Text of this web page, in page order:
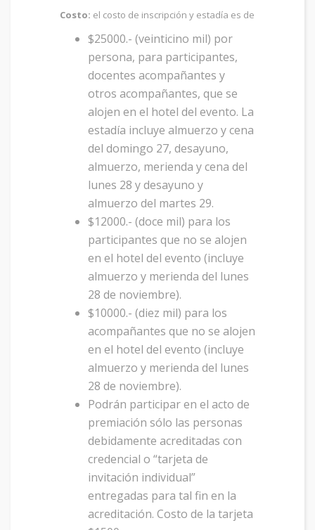
Costo: el costo de inscripción y estadía es de
$25000.- (veinticino mil) por
persona, para participantes,
docentes acompañantes y
otros acompañantes, que se
alojen en el hotel del evento. La
estadía incluye almuerzo y cena
del domingo 27, desayuno,
almuerzo, merienda y cena del
lunes 28 y desayuno y
almuerzo del martes 29.
$12000.- (doce mil) para los
participantes que no se alojen
en el hotel del evento (incluye
almuerzo y merienda del lunes
28 de noviembre).
$10000.- (diez mil) para los
acompañantes que no se alojen
en el hotel del evento (incluye
almuerzo y merienda del lunes
28 de noviembre).
Podrán participar en el acto de
premiación sólo las personas
debidamente acreditadas con
credencial o “tarjeta de
invitación individual”
entregadas para tal fin en la
acreditación. Costo de la tarjeta